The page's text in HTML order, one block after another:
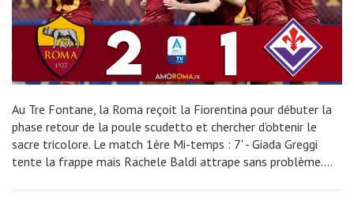
Au Tre Fontane, la Roma reçoit la Fiorentina pour débuter la
phase retour de la poule scudetto et chercher d’obtenir le
sacre tricolore. Le match 1ère Mi-temps : 7' - Giada Greggi
tente la frappe mais Rachele Baldi attrape sans problème.…